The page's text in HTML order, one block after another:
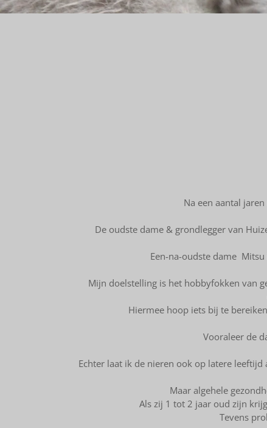
Na een aantal
De oudste dame & grondlegger van
Een-na-oudste dame
Mijn doelstelling is het hobbyfokken van
Hiermee hoop iets bij te
Vooraleer de
Echter laat ik de nieren ook op latere
Maar algehele
Als zij 1 tot 2 jaar oud zijn
Tevens